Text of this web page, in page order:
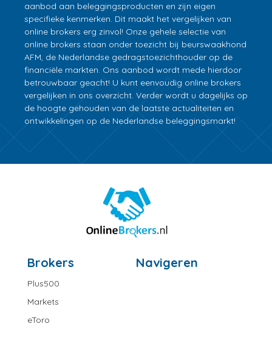
aanbod aan beleggingsproducten en zijn eigen
specifieke kenmerken. Dit maakt het vergelijken van
online brokers erg zinvol! Onze gehele selectie van
online brokers staan onder toezicht bij beurswaakhond
AFM, de Nederlandse gedragstoezichthouder op de
financiële markten. Ons aanbod wordt mede hierdoor
betrouwbaar geacht! U kunt eenvoudig online brokers
vergelijken in ons overzicht. Verder wordt u dagelijks op
de hoogte gehouden van de laatste actualiteiten en
ontwikkelingen op de Nederlandse beleggingsmarkt!
Brokers
Plus500
Markets
eToro
Navigeren